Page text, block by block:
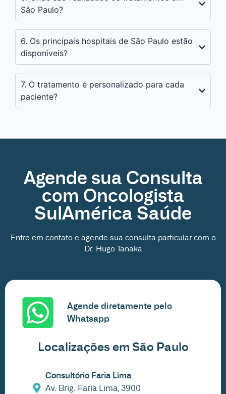
São Paulo?
6. Os principais hospitais de São Paulo estão
disponíveis?
7. O tratamento é personalizado para cada
paciente?
Agende sua Consulta
com Oncologista
SulAmérica Saúde
Entre em contato e agende sua consulta particular com o
Dr. Hugo Tanaka
Agende diretamente pelo
Whatsapp
Localizações em São Paulo
Consultório Faria Lima
Av. Brig. Faria Lima, 3900